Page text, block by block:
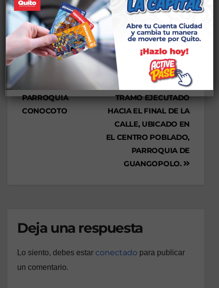
zona.
ADOQUINADO DE LA
CALLE MACHALA
DESDE EL ÚLTIMO
TRAMO EJECUTADO
HACIA EL FINAL DE LA
CALLE, UBICADO EN
EL CENTRO POBLADO,
PARROQUIA DE
GUANGOPOLO.
CONSTRUCCIÓN DE
SENDERO SEGURO,
BARRIO CENTRAL
PARROQUIA
CONOCOTO
Deja una respuesta
Lo siento, debes estar conectado para publicar
un comentario.